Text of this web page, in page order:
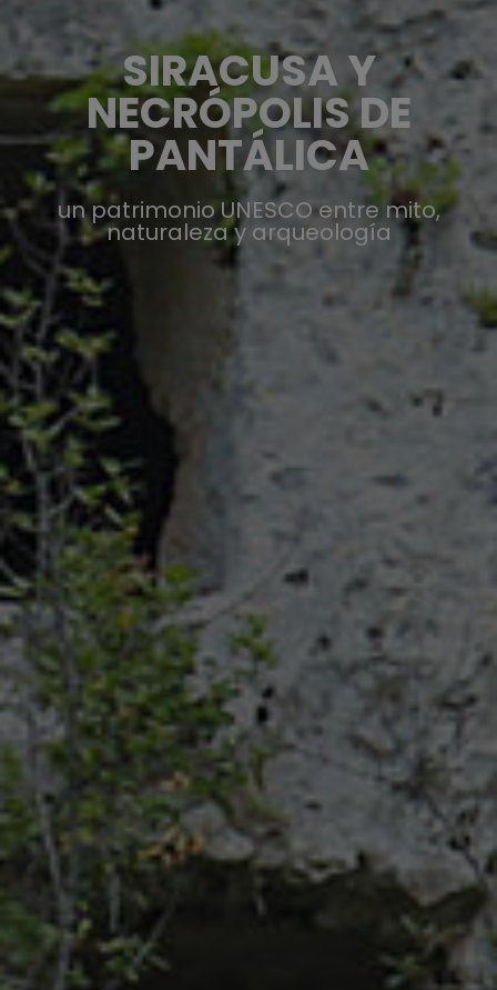
SIRACUSA Y
NECRÓPOLIS DE
PANTÁLICA
un patrimonio UNESCO entre mito,
naturaleza y arqueología